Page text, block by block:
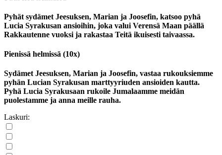
Pyhät sydämet Jeesuksen, Marian ja Joosefin, katsoo pyhä
Lucia Syrakusan ansioihin, joka valui Verensä Maan päällä
Rakkautenne vuoksi ja rakastaa Teitä ikuisesti taivaassa.
Pienissä helmissä (10x)
Sydämet Jeesuksen, Marian ja Joosefin, vastaa rukouksiemme
pyhän Lucian Syrakusan marttyyriuden ansioiden kautta.
Pyhä Lucia Syrakusaan rukoile Jumalaamme meidän
puolestamme ja anna meille rauha.
Laskuri: